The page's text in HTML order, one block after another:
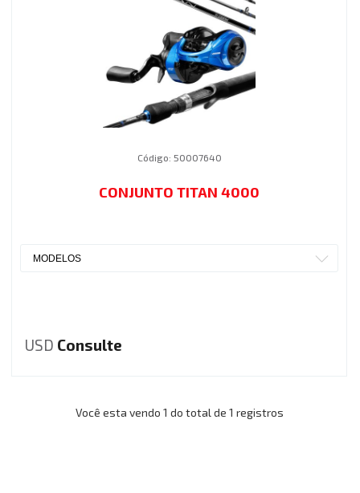
Código: 50007640
CONJUNTO TITAN 4000
MODELOS
USD Consulte
Você esta vendo 1 do total de 1 registros